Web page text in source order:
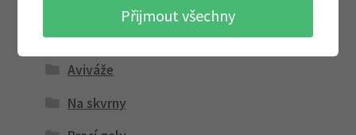
Praní
Aviváže
Na skvrny
Přijmout všechny